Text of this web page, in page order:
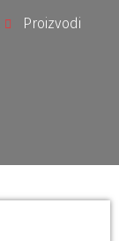
Proizvodi